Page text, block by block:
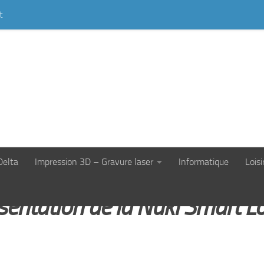
Impression 3D – Gravure laser Informatique
de la Nuki Smart